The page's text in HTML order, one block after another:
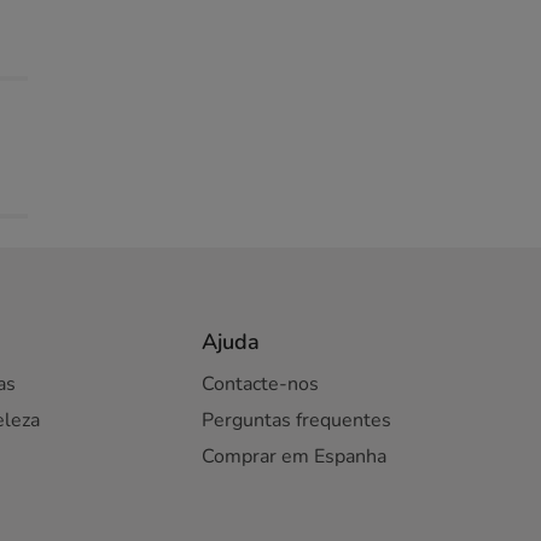
Ajuda
Contacte-nos
Perguntas frequentes
Comprar em Espanha